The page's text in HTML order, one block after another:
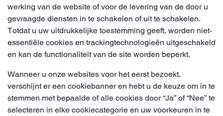
werking van de website of voor de levering van de door u
gevraagde diensten in te schakelen of uit te schakelen.
Totdat u uw uitdrukkelijke toestemming geeft, worden niet-
essentiële cookies en trackingtechnologieën uitgeschakeld
en kan de functionaliteit van de site worden beperkt.
Wanneer u onze websites voor het eerst bezoekt,
verschijnt er een cookiebanner en hebt u de keuze om in te
stemmen met bepaalde of alle cookies door “Ja” of “Nee” te
selecteren in elke cookiecategorie en uw voorkeuren in te